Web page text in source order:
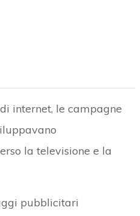
internet, le campagne
la televisione e la
pubblicitari